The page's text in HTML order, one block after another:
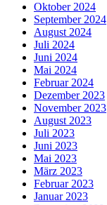
Oktober 2024
September 2024
August 2024
Juli 2024
Juni 2024
Mai 2024
Februar 2024
Dezember 2023
November 2023
August 2023
Juli 2023
Juni 2023
Mai 2023
März 2023
Februar 2023
Januar 2023